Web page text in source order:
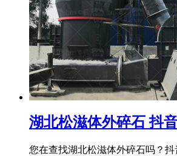
湖北松滋体外碎石 抖
您在查找湖北松滋体外碎石吗？抖